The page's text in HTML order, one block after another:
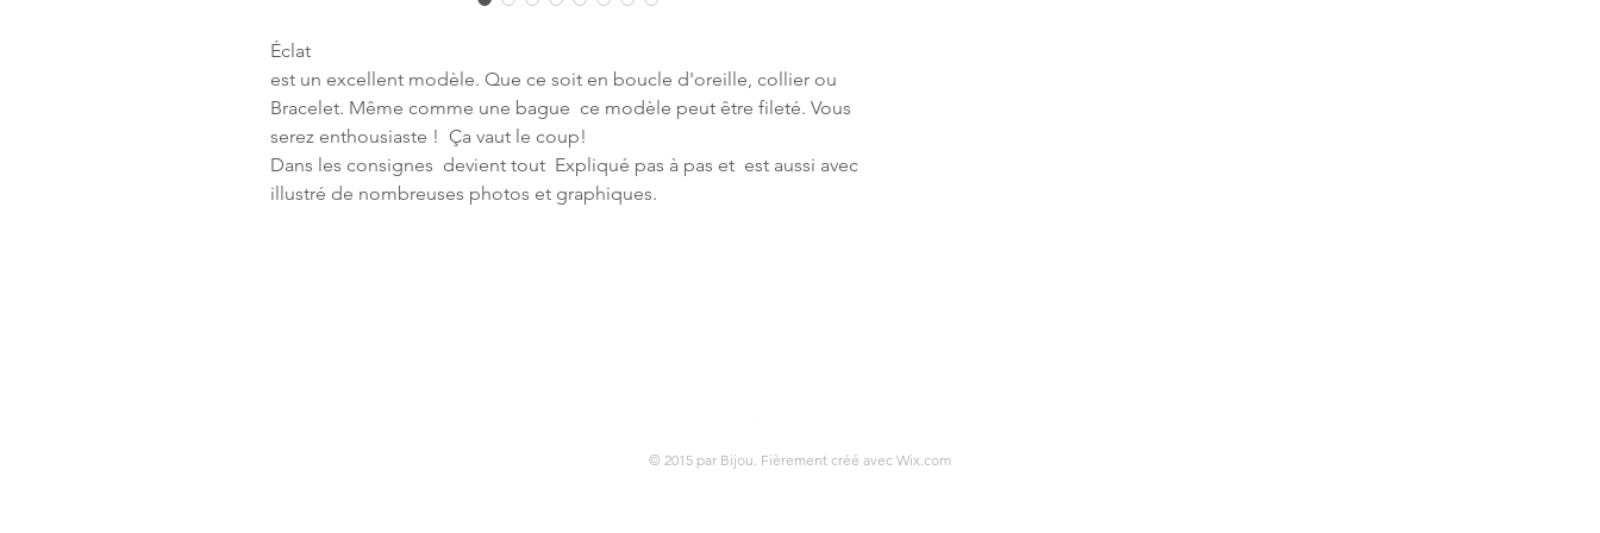
Éclat
est un excellent modèle. Que ce soit en boucle d'oreille, collier ou
Bracelet. Même comme une bague ce modèle peut être fileté. Vous
serez enthousiaste ! Ça vaut le coup!
Dans les consignes devient tout Expliqué pas à pas et est aussi avec
illustré de nombreuses photos et graphiques.
© 2015 par Bijou. Fièrement créé avec Wix.com